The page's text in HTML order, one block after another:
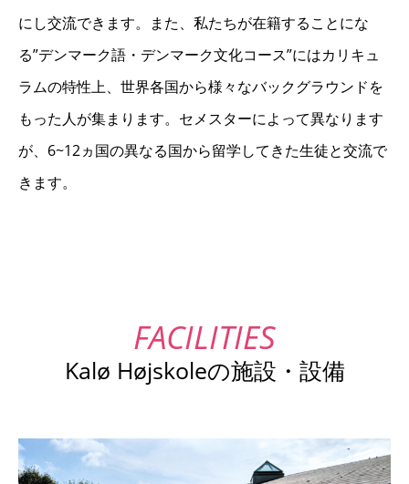
にし交流できます。また、私たちが在籍することにな
る”デンマーク語・デンマーク文化コース”にはカリキュ
ラムの特性上、世界各国から様々なバックグラウンドを
もった人が集まります。セメスターによって異なります
が、6~12ヵ国の異なる国から留学してきた生徒と交流で
きます。
Kalø Højskoleの施設・設備